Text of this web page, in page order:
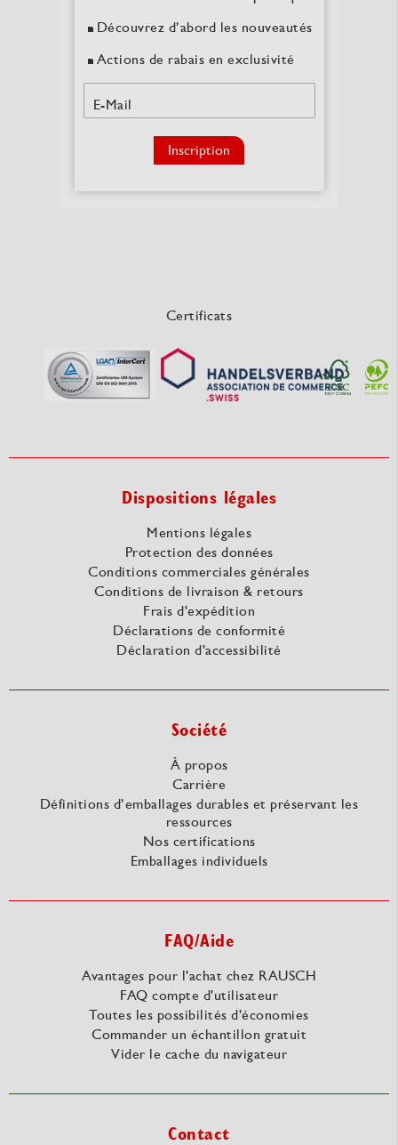
Découvrez d’abord les nouveautés
Actions de rabais en exclusivité
E-Mail
Inscription
Certificats
Dispositions légales
Mentions légales
Protection des données
Conditions commerciales générales
Conditions de livraison & retours
Frais d'expédition
Déclarations de conformité
Déclaration d'accessibilité
Société
À propos
Carrière
Définitions d’emballages durables et préservant les
ressources
Nos certifications
Emballages individuels
FAQ/Aide
Avantages pour l'achat chez RAUSCH
FAQ compte d'utilisateur
Toutes les possibilités d'économies
Commander un échantillon gratuit
Vider le cache du navigateur
Contact